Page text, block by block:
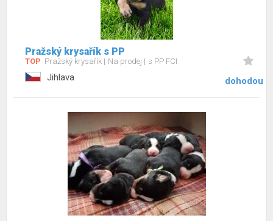
Pražský krysařík s PP
TOP Pražský krysařík Na prodej s PP FCI
Jihlava dohodou